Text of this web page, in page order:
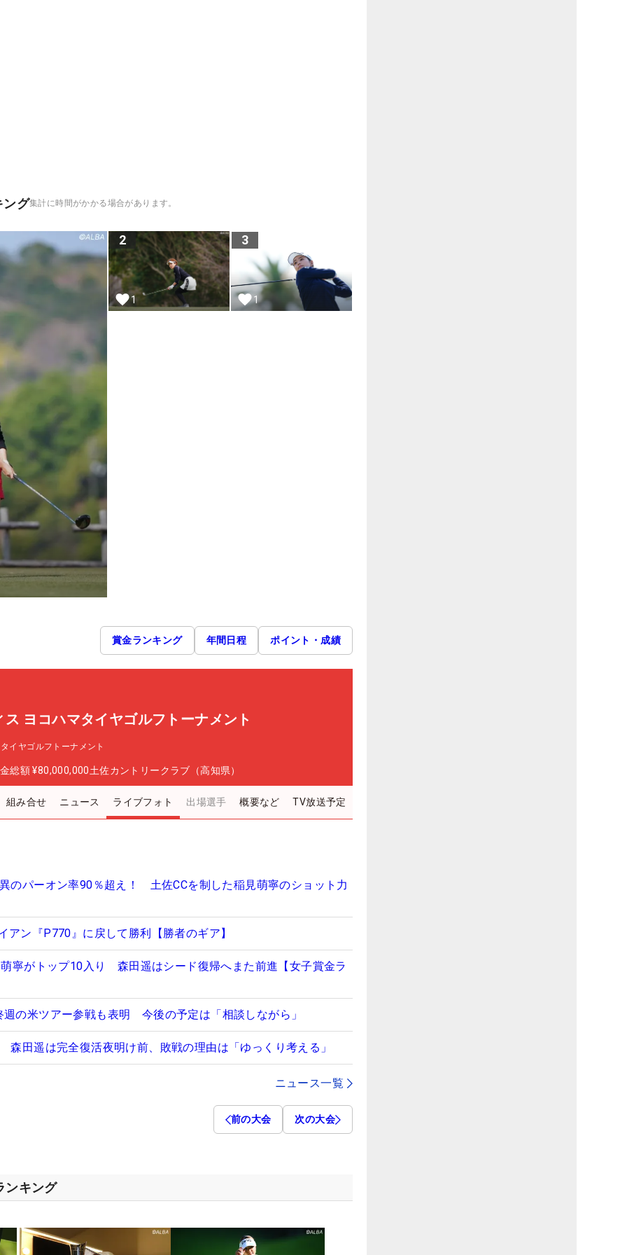
ング集計に時間がかかる場合があります。
2
1
3
1
賞金ランキング 年間日程 ポイント・成績
ヨコハマタイヤゴルフトーナメント
イヤゴルフトーナメント
総額 ¥80,000,000土佐カントリークラブ（高知県）
組み合せ ニュース ライブフォト 出場選手 概要など TV放送予定
のパーオン率90％超え！ 土佐CCを制した稲見萌寧のショット力
アン『P770』に戻して勝利【勝者のギア】
寧がトップ10入り 森田遥はシード復帰へまた前進【女子賞金ラ
の米ツアー参戦も表明 今後の予定は「相談しながら」
田遥は完全復活夜明け前、敗戦の理由は「ゆっくり考える」
ニュース一覧
前の大会 次の大会
ンキング